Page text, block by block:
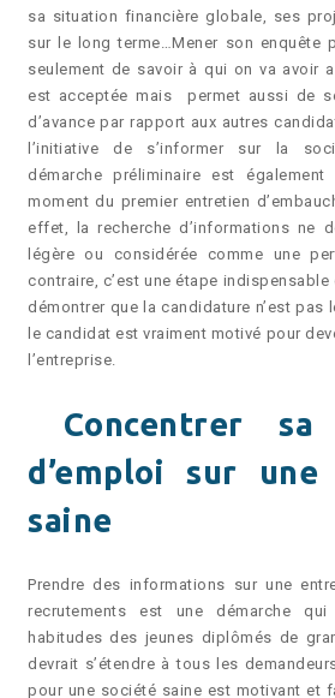
sa situation financière globale, ses
sur le long terme…Mener son enquête
seulement de savoir à qui on va avoir
est acceptée mais permet aussi de
d’avance par rapport aux autres
l’initiative de s’informer sur la
démarche préliminaire est
moment du premier entretien
effet, la recherche d’informations ne
légère ou considérée comme une
contraire, c’est une étape
démontrer que la candidature n’est pas
le candidat est vraiment motivé pour
l’entreprise.
Concentrer sa
d’emploi sur
saine
Prendre des informations sur une
recrutements est une démarche
habitudes des jeunes diplômés de
devrait s’étendre à tous les
pour une société saine est motivant et